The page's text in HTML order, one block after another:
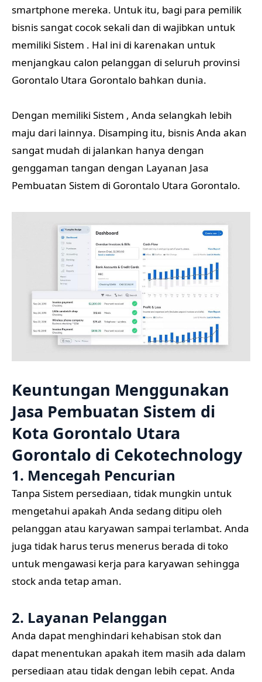
smartphone mereka. Untuk itu, bagi para pemilik
bisnis sangat cocok sekali dan di wajibkan untuk
memiliki Sistem . Hal ini di karenakan untuk
menjangkau calon pelanggan di seluruh provinsi
Gorontalo Utara Gorontalo bahkan dunia.
Dengan memiliki Sistem , Anda selangkah lebih
maju dari lainnya. Disamping itu, bisnis Anda akan
sangat mudah di jalankan hanya dengan
genggaman tangan dengan Layanan Jasa
Pembuatan Sistem di Gorontalo Utara Gorontalo.
Keuntungan Menggunakan
Jasa Pembuatan Sistem di
Kota Gorontalo Utara
Gorontalo di Cekotechnology
1. Mencegah Pencurian
Tanpa Sistem persediaan, tidak mungkin untuk
mengetahui apakah Anda sedang ditipu oleh
pelanggan atau karyawan sampai terlambat. Anda
juga tidak harus terus menerus berada di toko
untuk mengawasi kerja para karyawan sehingga
stock anda tetap aman.
2. Layanan Pelanggan
Anda dapat menghindari kehabisan stok dan
dapat menentukan apakah item masih ada dalam
persediaan atau tidak dengan lebih cepat. Anda